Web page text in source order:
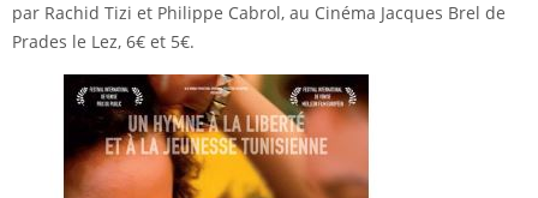
par Rachid Tizi et Philippe Cabrol, au Cinéma Jacques Brel de
Prades le Lez, 6€ et 5€.